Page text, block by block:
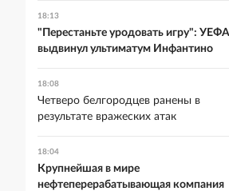
18:13
"Перестаньте уродовать игру": УЕФА
выдвинул ультиматум Инфантино
18:08
Четверо белгородцев ранены в
результате вражеских атак
18:04
Крупнейшая в мире
нефтеперерабатывающая компания